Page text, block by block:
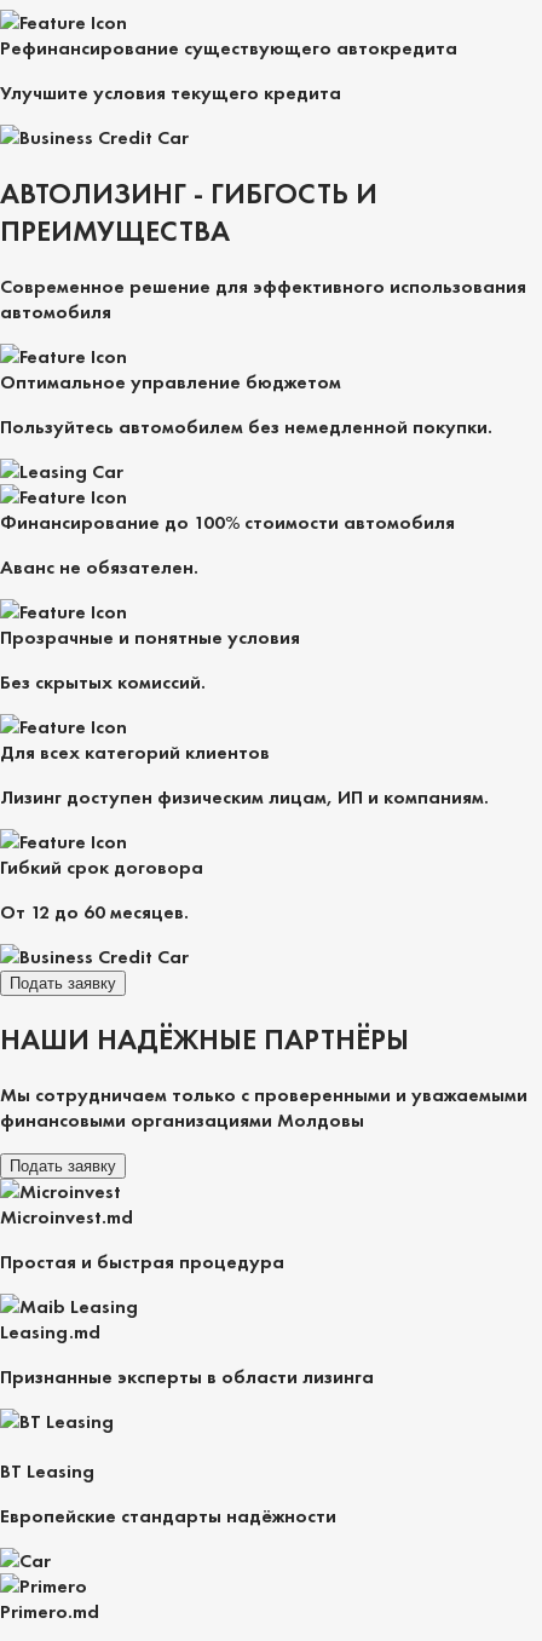
Рефинансирование существующего автокредита
Улучшите условия текущего кредита
АВТОЛИЗИНГ - ГИБГОСТЬ И
ПРЕИМУЩЕСТВА
Современное решение для эффективного использования
автомобиля
Оптимальное управление бюджетом
Пользуйтесь автомобилем без немедленной покупки.
Финансирование до 100% стоимости автомобиля
Аванс не обязателен.
Прозрачные и понятные условия
Без скрытых комиссий.
Для всех категорий клиентов
Лизинг доступен физическим лицам, ИП и компаниям.
Гибкий срок договора
От 12 до 60 месяцев.
Подать заявку
НАШИ НАДЁЖНЫЕ ПАРТНЁРЫ
Мы сотрудничаем только с проверенными и уважаемыми
финансовыми организациями Молдовы
Подать заявку
Microinvest.md
Простая и быстрая процедура
Leasing.md
Признанные эксперты в области лизинга
BT Leasing
Европейские стандарты надёжности
Primero.md